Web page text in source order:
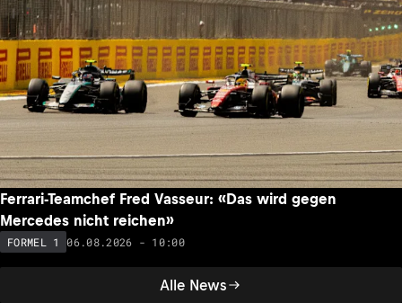
Alle News
Ferrari-Teamchef Fred Vasseur: «Das wird gegen
Mercedes nicht reichen»
FORMEL 1 06.08.2026 - 10:00